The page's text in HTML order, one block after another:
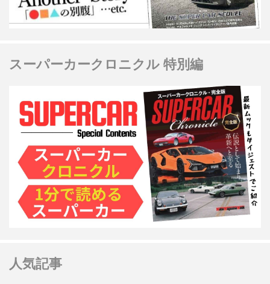
スーパーカークロニクル 特別編
人気記事